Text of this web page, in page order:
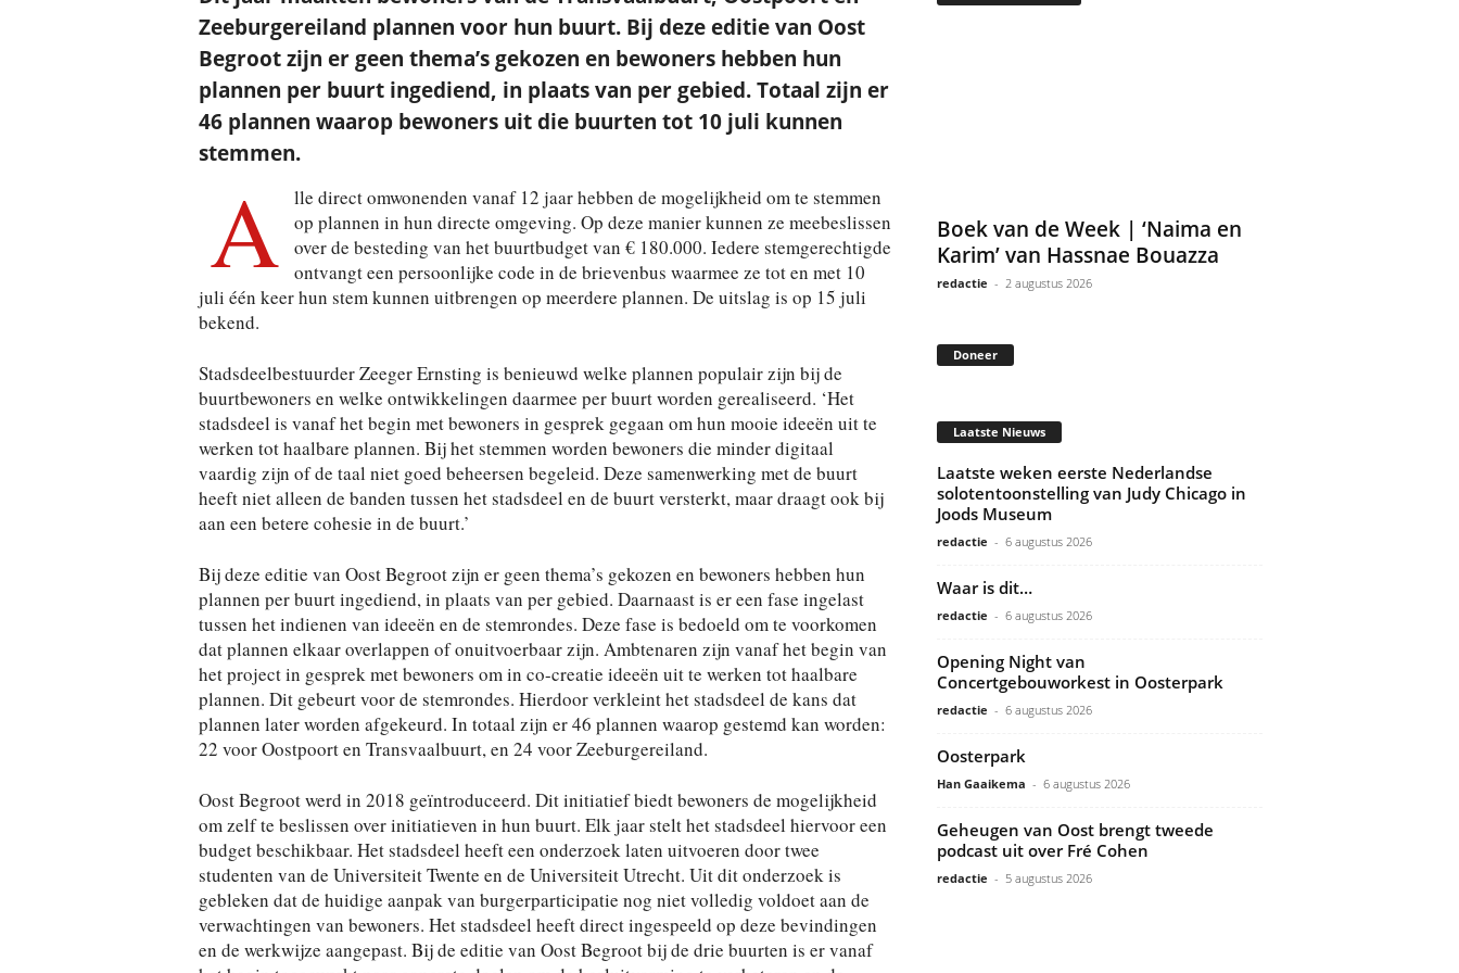
Zeeburgereiland plannen voor hun buurt. Bij deze editie van Oost
Begroot zijn er geen thema’s gekozen en bewoners hebben hun
plannen per buurt ingediend, in plaats van per gebied. Totaal zijn er
46 plannen waarop bewoners uit die buurten tot 10 juli kunnen
stemmen.
A
lle direct omwonenden vanaf 12 jaar hebben de mogelijkheid om te stemmen
op plannen in hun directe omgeving. Op deze manier kunnen ze meebeslissen
over de besteding van het buurtbudget van € 180.000. Iedere stemgerechtigde
ontvangt een persoonlijke code in de brievenbus waarmee ze tot en met 10
juli één keer hun stem kunnen uitbrengen op meerdere plannen. De uitslag is op 15 juli
bekend.
Stadsdeelbestuurder Zeeger Ernsting is benieuwd welke plannen populair zijn bij de
buurtbewoners en welke ontwikkelingen daarmee per buurt worden gerealiseerd. ‘Het
stadsdeel is vanaf het begin met bewoners in gesprek gegaan om hun mooie ideeën uit te
werken tot haalbare plannen. Bij het stemmen worden bewoners die minder digitaal
vaardig zijn of de taal niet goed beheersen begeleid. Deze samenwerking met de buurt
heeft niet alleen de banden tussen het stadsdeel en de buurt versterkt, maar draagt ook bij
aan een betere cohesie in de buurt.’
Bij deze editie van Oost Begroot zijn er geen thema’s gekozen en bewoners hebben hun
plannen per buurt ingediend, in plaats van per gebied. Daarnaast is er een fase ingelast
tussen het indienen van ideeën en de stemrondes. Deze fase is bedoeld om te voorkomen
dat plannen elkaar overlappen of onuitvoerbaar zijn. Ambtenaren zijn vanaf het begin van
het project in gesprek met bewoners om in co-creatie ideeën uit te werken tot haalbare
plannen. Dit gebeurt voor de stemrondes. Hierdoor verkleint het stadsdeel de kans dat
plannen later worden afgekeurd. In totaal zijn er 46 plannen waarop gestemd kan worden:
22 voor Oostpoort en Transvaalbuurt, en 24 voor Zeeburgereiland.
Oost Begroot werd in 2018 geïntroduceerd. Dit initiatief biedt bewoners de mogelijkheid
om zelf te beslissen over initiatieven in hun buurt. Elk jaar stelt het stadsdeel hiervoor een
budget beschikbaar. Het stadsdeel heeft een onderzoek laten uitvoeren door twee
studenten van de Universiteit Twente en de Universiteit Utrecht. Uit dit onderzoek is
gebleken dat de huidige aanpak van burgerparticipatie nog niet volledig voldoet aan de
verwachtingen van bewoners. Het stadsdeel heeft direct ingespeeld op deze bevindingen
en de werkwijze aangepast. Bij de editie van Oost Begroot bij de drie buurten is er vanaf
Boek van de Week | ‘Naima en
Karim’ van Hassnae Bouazza
redactie - 2 augustus 2026
Doneer
Laatste Nieuws
Laatste weken eerste Nederlandse
solotentoonstelling van Judy Chicago in
Joods Museum
redactie - 6 augustus 2026
Waar is dit…
redactie - 6 augustus 2026
Opening Night van
Concertgebouworkest in Oosterpark
redactie - 6 augustus 2026
Oosterpark
Han Gaaikema - 6 augustus 2026
Geheugen van Oost brengt tweede
podcast uit over Fré Cohen
redactie - 5 augustus 2026